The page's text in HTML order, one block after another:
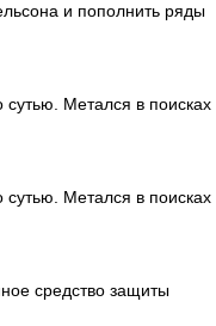
и пополнить ряды
сутью. Метался в поисках
сутью. Метался в поисках
средство защиты